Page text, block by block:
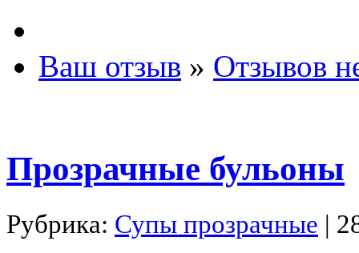
Ваш отзыв » Отзывов
Прозрачные бульоны
Рубрика: Супы прозрачные |